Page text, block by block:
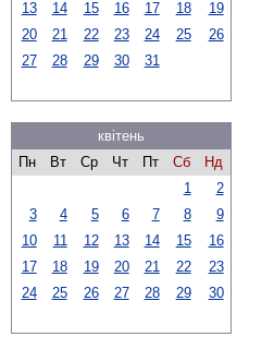
13 14 15 16 17 18
19
20
21 22 23 24 25
26
27
28 29 30 31
квітень
Пн
Вт Ср Чт Пт Сб
Нд
1
2
3
4 5 6 7 8
9
10
11 12 13 14 15
16
17
18 19 20 21 22
23
24
25 26 27 28 29 30